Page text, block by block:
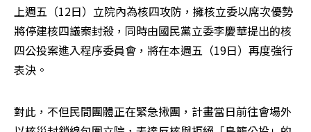
上週五（12日）立院內為核四攻防，擁核立委以席次優勢
將停建核四議案封殺，同時由國民黨立委李慶華提出的核
四公投案進入程序委員會，將在本週五（19日）再度強行
表決。
對此，不但民間團體正在緊急揪團，計畫當日前往會場外